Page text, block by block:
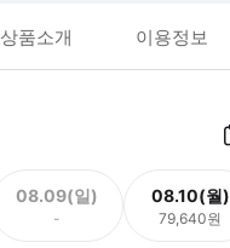
상품소개 이용정보
08.09(일)
-
08.10(월)
79,640원